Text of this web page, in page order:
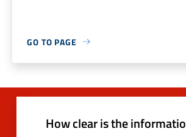
GO TO PAGE
How clear is the